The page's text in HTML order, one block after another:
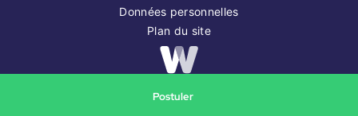
Postuler
Données personnelles
Plan du site